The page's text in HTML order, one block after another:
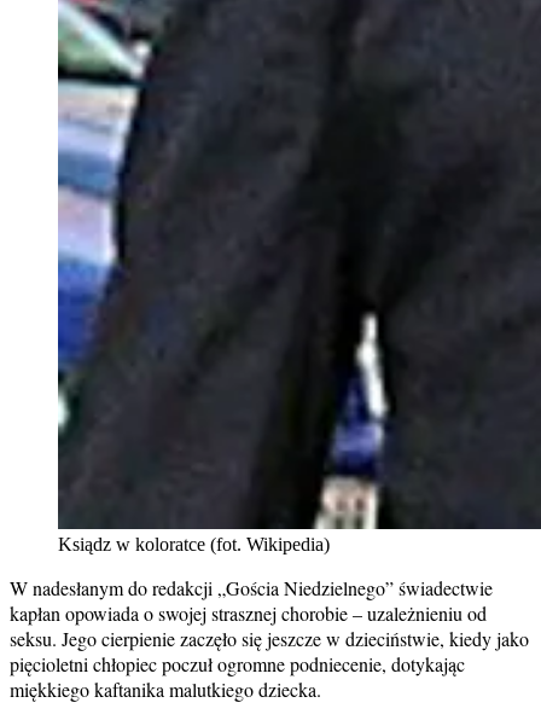
Ksiądz w koloratce (fot. Wikipedia)
W nadesłanym do redakcji „Gościa Niedzielnego” świadectwie
kapłan opowiada o swojej strasznej chorobie – uzależnieniu od
seksu. Jego cierpienie zaczęło się jeszcze w dzieciństwie, kiedy jako
pięcioletni chłopiec poczuł ogromne podniecenie, dotykając
miękkiego kaftanika malutkiego dziecka.